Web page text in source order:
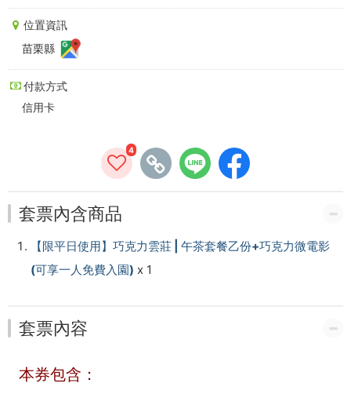
克
力
微
電
一
人
費
入
園)
位置資訊
苗栗縣
付款方式
信用卡
4
套票內含商品
【限平日使用】巧克力雲莊 | 午茶套餐乙份+巧克力微電影
(可享一人免費入園) x 1
套票內容
本券包含：